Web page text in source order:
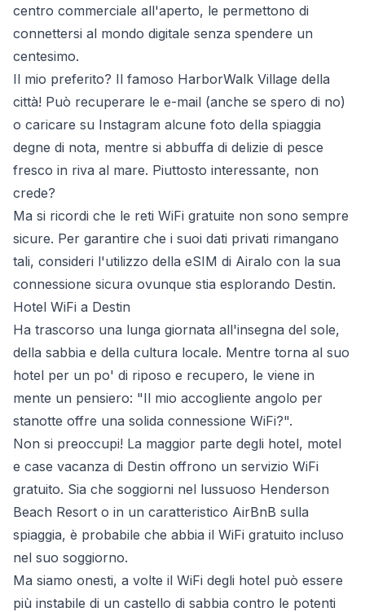
centro commerciale all'aperto, le permettono di
connettersi al mondo digitale senza spendere un
centesimo.
Il mio preferito? Il famoso HarborWalk Village della
città! Può recuperare le e-mail (anche se spero di no)
o caricare su Instagram alcune foto della spiaggia
degne di nota, mentre si abbuffa di delizie di pesce
fresco in riva al mare. Piuttosto interessante, non
crede?
Ma si ricordi che le reti WiFi gratuite non sono sempre
sicure. Per garantire che i suoi dati privati rimangano
tali, consideri l'utilizzo della eSIM di Airalo con la sua
connessione sicura ovunque stia esplorando Destin.
Hotel WiFi a Destin
Ha trascorso una lunga giornata all'insegna del sole,
della sabbia e della cultura locale. Mentre torna al suo
hotel per un po' di riposo e recupero, le viene in
mente un pensiero: "Il mio accogliente angolo per
stanotte offre una solida connessione WiFi?".
Non si preoccupi! La maggior parte degli hotel, motel
e case vacanza di Destin offrono un servizio WiFi
gratuito. Sia che soggiorni nel lussuoso Henderson
Beach Resort o in un caratteristico AirBnB sulla
spiaggia, è probabile che abbia il WiFi gratuito incluso
nel suo soggiorno.
Ma siamo onesti, a volte il WiFi degli hotel può essere
più instabile di un castello di sabbia contro le potenti